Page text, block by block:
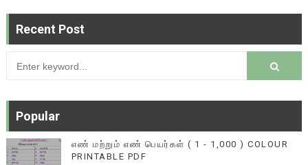
Recent Post
Popular
எண் மற்றும் எண் பெயர்கள் ( 1 - 1,000 ) COLOUR
PRINTABLE PDF